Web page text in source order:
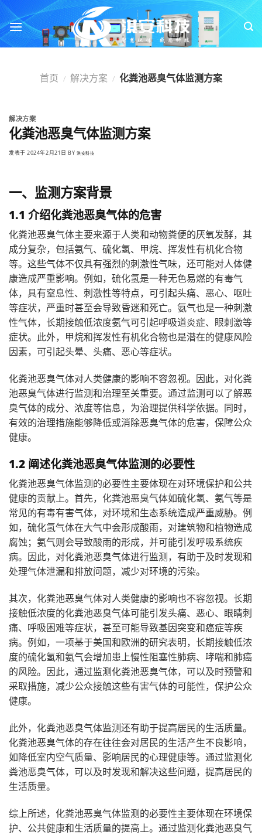
跳
转
到
内
首页 / 解决方案 / 化粪池恶臭气体监测方案
解决方案
化粪池恶臭气体监测方案
发表于2024年2月21日 BY淇安科技
一、监测方案背景
1.1 介绍化粪池恶臭气体的危害
化粪池恶臭气体主要来源于人类和动物粪便的厌氧发酵，其
成分复杂，包括氨气、硫化氢、甲烷、挥发性有机化合物
等。这些气体不仅具有强烈的刺激性气味，还可能对人体健
康造成严重影响。例如，硫化氢是一种无色易燃的有毒气
体，具有窒息性、刺激性等特点，可引起头痛、恶心、呕吐
等症状，严重时甚至会导致昏迷和死亡。氨气也是一种刺激
性气体，长期接触低浓度氨气可引起呼吸道炎症、眼刺激等
症状。此外，甲烷和挥发性有机化合物也是潜在的健康风险
因素，可引起头晕、头痛、恶心等症状。
化粪池恶臭气体对人类健康的影响不容忽视。因此，对化粪
池恶臭气体进行监测和治理至关重要。通过监测可以了解恶
臭气体的成分、浓度等信息，为治理提供科学依据。同时，
有效的治理措施能够降低或消除恶臭气体的危害，保障公众
健康。
1.2 阐述化粪池恶臭气体监测的必要性
化粪池恶臭气体监测的必要性主要体现在对环境保护和公共
健康的贡献上。首先，化粪池恶臭气体如硫化氢、氨气等是
常见的有毒有害气体，对环境和生态系统造成严重威胁。例
如，硫化氢气体在大气中会形成酸雨，对建筑物和植物造成
腐蚀；氨气则会导致酸雨的形成，并可能引发呼吸系统疾
病。因此，对化粪池恶臭气体进行监测，有助于及时发现和
处理气体泄漏和排放问题，减少对环境的污染。
其次，化粪池恶臭气体对人类健康的影响也不容忽视。长期
接触低浓度的化粪池恶臭气体可能引发头痛、恶心、眼睛刺
痛、呼吸困难等症状，甚至可能导致基因突变和癌症等疾
病。例如，一项基于美国和欧洲的研究表明，长期接触低浓
度的硫化氢和氨气会增加患上慢性阻塞性肺病、哮喘和肺癌
的风险。因此，通过监测化粪池恶臭气体，可以及时预警和
采取措施，减少公众接触这些有害气体的可能性，保护公众
健康。
此外，化粪池恶臭气体监测还有助于提高居民的生活质量。
化粪池恶臭气体的存在往往会对居民的生活产生不良影响，
如降低室内空气质量、影响居民的心理健康等。通过监测化
粪池恶臭气体，可以及时发现和解决这些问题，提高居民的
生活质量。
综上所述，化粪池恶臭气体监测的必要性主要体现在环境保
护、公共健康和生活质量的提高上。通过监测化粪池恶臭气